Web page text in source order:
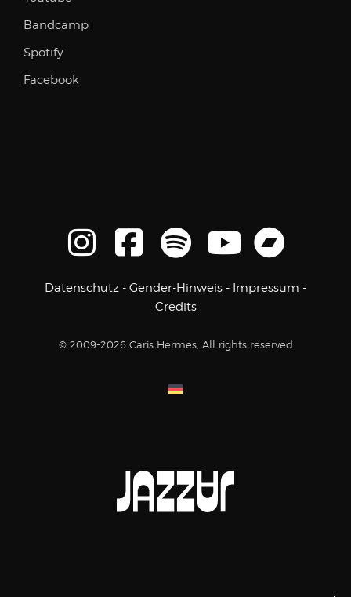
Bandcamp
Spotify
Facebook
Datenschutz - Gender-Hinweis - Impressum -
Credits
© 2009-2026 Caris Hermes, All rights reserved